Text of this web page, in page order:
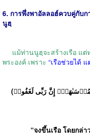
6. การพึ่งพาอัลลอฮ์ควบคู่กับ
นูฮฺ
แม้ท่านนูฮฺจะสร้างเรือ แ
พระองค์ เพราะ “เรือช่วยได้
(وَقَالَ ٱرۡكَبُوا۟ فِیهَا بِسۡمِ ٱللَّهِ مَجۡرَىٰهَا وَمُرۡسَىٰهَاۤۚ إِنَّ رَبِّی لَغَفُورࣱ
“จงขึ้นเรือ โดยกล่